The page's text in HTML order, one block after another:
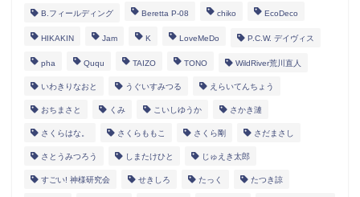
B.フィールディング Beretta P-08 chiko EcoDeco
HIKAKIN Jam K LoveMeDo P.C.W. デイヴィス
pha Ququ TAIZO TONO WildRiver荒川直人
いわきりなおと うぐいすみつる えらいてんちょう
おちまさと くみ こいしゆうか さかき漣
さくらはな。 さくらももこ さくら剛 さだまさし
さとうみつろう しまたけひと じゅえき太郎
すごい! 神様研究会 せきしろ たっく たつき諒